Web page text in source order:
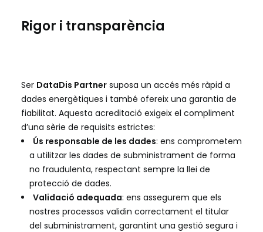
Rigor i transparència
Ser DataDis Partner suposa un accés més ràpid a
dades energètiques i també ofereix una garantia de
fiabilitat. Aquesta acreditació exigeix el compliment
d’una sèrie de requisits estrictes:
Ús responsable de les dades: ens comprometem
a utilitzar les dades de subministrament de forma
no fraudulenta, respectant sempre la llei de
protecció de dades.
Validació adequada: ens assegurem que els
nostres processos validin correctament el titular
del subministrament, garantint una gestió segura i